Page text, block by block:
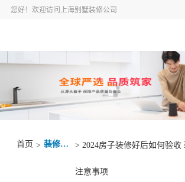
您好！欢迎访问上海别墅装修公司
首页 > 装修资讯 > 2024房子装修好后如何验收
注意事项